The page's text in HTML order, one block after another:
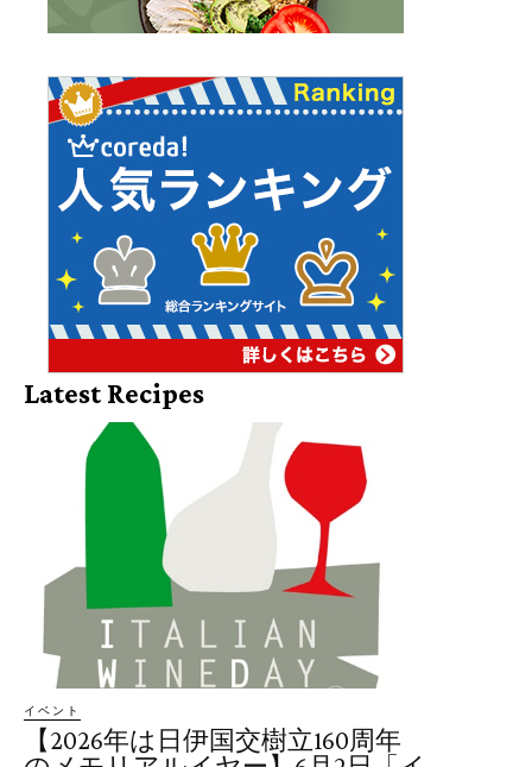
Latest Recipes
イベント
【2026年は日伊国交樹立160周年